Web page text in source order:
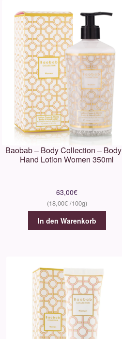
Baobab – Body Collection –
Hand Lotion Women 350ml
63,00€
18,00€
In den Warenkorb